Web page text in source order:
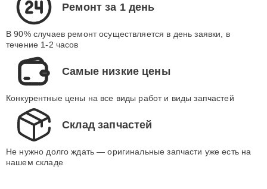
Ремонт за 1 день
В 90% случаев ремонт осуществляется в день заявки, в
течение 1-2 часов
Самые низкие цены
Конкурентные цены на все виды работ и виды запчастей
Склад запчастей
Не нужно долго ждать — оригинальные запчасти уже есть на
нашем складе